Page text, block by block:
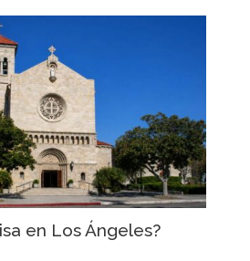
en Los Ángeles?